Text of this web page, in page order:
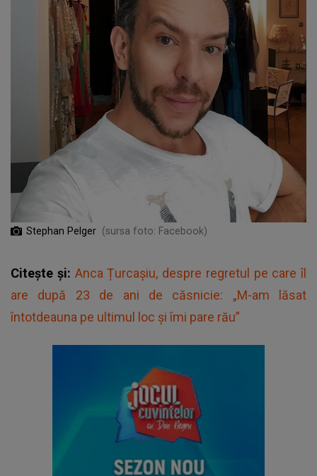
Stephan Pelger (sursa foto: Facebook)
Citește și: Anca Țurcașiu, despre regretul pe care îl
are după 23 de ani de căsnicie: „M-am lăsat
întotdeauna pe ultimul loc și îmi pare rău”